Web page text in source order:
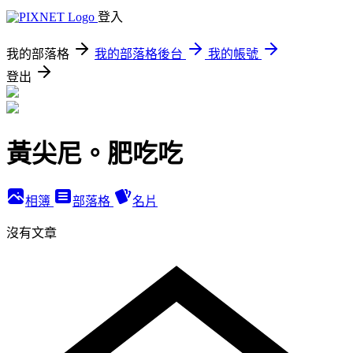
登入
我的部落格 我的部落格後台
我的帳號
登出
黃尖尼。肥吃吃
相簿 部落格 名片
沒有文章